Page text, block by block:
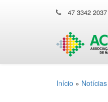
47 3342 2037
Início » Notícias